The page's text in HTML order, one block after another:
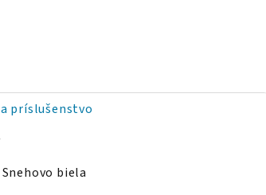
príslušenstvo
biela